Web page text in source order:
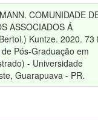
COMUNIDADE
ASSOCIADOS Á
Kuntze. 2020. 73
Pós-Graduação em
- Universidade
Guarapuava - PR.